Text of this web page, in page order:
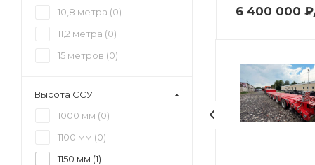
6 400 000 ₽
10,8 метра (0)
11,2 метра (0)
15 метров (0)
Высота ССУ
1000 мм (0)
1100 мм (0)
1150 мм (1)